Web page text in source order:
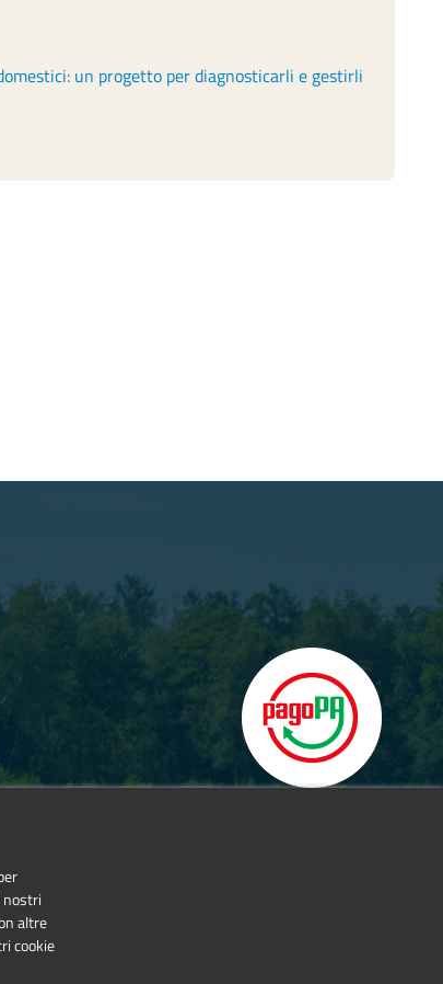
un progetto per diagnosticarli e gestirli
nostri
altre
cookie